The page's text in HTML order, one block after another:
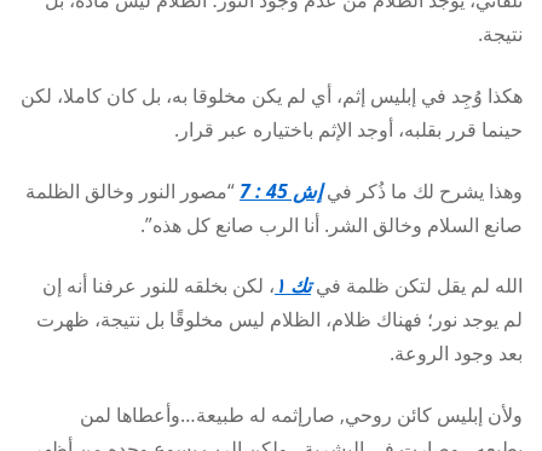
نتيجة.
هكذا وُجِد في إبليس إثم، أي لم يكن مخلوقا به، بل كان كاملا، لكن
حينما قرر بقلبه، أوجد الإثم باختياره عبر قرار.
وهذا يشرح لك ما ذُكر فيإش 45 : 7
“مصور النور وخالق الظلمة
صانع السلام وخالق الشر. أنا الرب صانع كل هذه”.
الله لم يقل لتكن ظلمة فيتك ١
، لكن بخلقه للنور عرفنا أنه إن
لم يوجد نور؛ فهناك ظلام، الظلام ليس مخلوقًا بل نتيجة، ظهرت
بعد وجود الروعة.
ولأن إبليس كائن روحي, صارإثمه له طبيعة…وأعطاها لمن